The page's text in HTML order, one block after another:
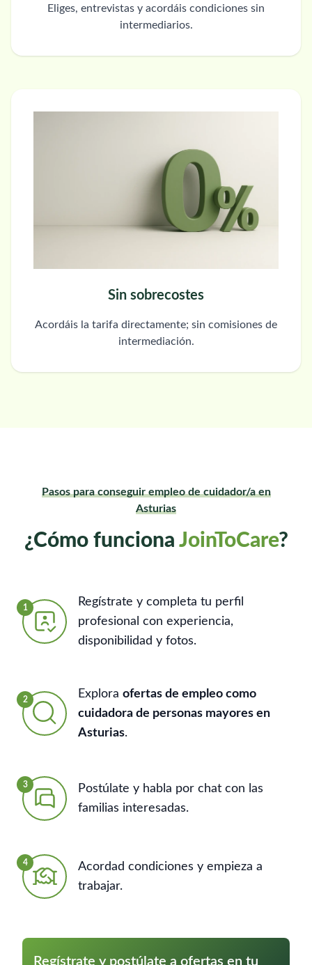
Eliges, entrevistas y acordáis condiciones sin
intermediarios.
Sin sobrecostes
Acordáis la tarifa directamente; sin comisiones de
intermediación.
Pasos para conseguir empleo de cuidador/a en
Asturias
¿Cómo funciona JoinToCare?
1
Regístrate y completa tu perfil
profesional con experiencia,
disponibilidad y fotos.
2 Explora ofertas de empleo como
cuidadora de personas mayores en
Asturias.
3
Postúlate y habla por chat con las
familias interesadas.
4
Acordad condiciones y empieza a
trabajar.
Regístrate y postúlate a ofertas en tu